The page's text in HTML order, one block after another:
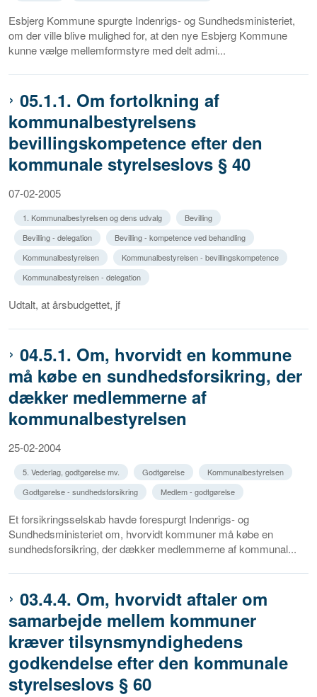
Esbjerg Kommune spurgte Indenrigs- og Sundhedsministeriet,
om der ville blive mulighed for, at den nye Esbjerg Kommune
kunne vælge mellemformstyre med delt admi...
05.1.1. Om fortolkning af
kommunalbestyrelsens
bevillingskompetence efter den
kommunale styrelseslovs § 40
07-02-2005
1. Kommunalbestyrelsen og dens udvalg
Bevilling
Bevilling - delegation
Bevilling - kompetence ved behandling
Kommunalbestyrelsen
Kommunalbestyrelsen - bevillingskompetence
Kommunalbestyrelsen - delegation
Udtalt, at årsbudgettet, jf
04.5.1. Om, hvorvidt en kommune
må købe en sundhedsforsikring, der
dækker medlemmerne af
kommunalbestyrelsen
25-02-2004
5. Vederlag, godtgørelse mv. Godtgørelse
Kommunalbestyrelsen
Godtgørelse - sundhedsforsikring
Medlem - godtgørelse
Et forsikringsselskab havde forespurgt Indenrigs- og
Sundhedsministeriet om, hvorvidt kommuner må købe en
sundhedsforsikring, der dækker medlemmerne af kommunal...
03.4.4. Om, hvorvidt aftaler om
samarbejde mellem kommuner
kræver tilsynsmyndighedens
godkendelse efter den kommunale
styrelseslovs § 60